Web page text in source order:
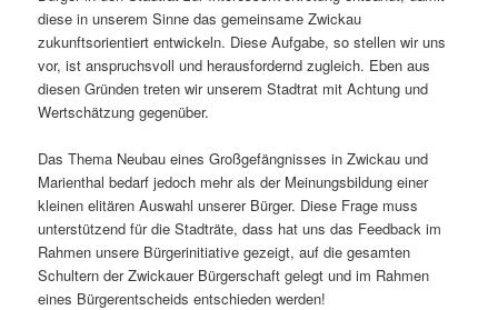
diese in unserem Sinne das gemeinsame Zwickau
zukunftsorientiert entwickeln. Diese Aufgabe, so stellen wir uns
vor, ist anspruchsvoll und herausfordernd zugleich. Eben aus
diesen Gründen treten wir unserem Stadtrat mit Achtung und
Wertschätzung gegenüber.
Das Thema Neubau eines Großgefängnisses in Zwickau und
Marienthal bedarf jedoch mehr als der Meinungsbildung einer
kleinen elitären Auswahl unserer Bürger. Diese Frage muss
unterstützend für die Stadträte, dass hat uns das Feedback im
Rahmen unsere Bürgerinitiative gezeigt, auf die gesamten
Schultern der Zwickauer Bürgerschaft gelegt und im Rahmen
eines Bürgerentscheids entschieden werden!